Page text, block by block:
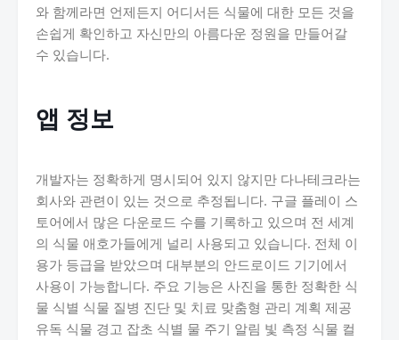
와 함께라면 언제든지 어디서든 식물에 대한 모든 것을
손쉽게 확인하고 자신만의 아름다운 정원을 만들어갈
수 있습니다.
앱 정보
개발자는 정확하게 명시되어 있지 않지만 다나테크라는
회사와 관련이 있는 것으로 추정됩니다. 구글 플레이 스
토어에서 많은 다운로드 수를 기록하고 있으며 전 세계
의 식물 애호가들에게 널리 사용되고 있습니다. 전체 이
용가 등급을 받았으며 대부분의 안드로이드 기기에서
사용이 가능합니다. 주요 기능은 사진을 통한 정확한 식
물 식별 식물 질병 진단 및 치료 맞춤형 관리 계획 제공
유독 식물 경고 잡초 식별 물 주기 알림 빛 측정 식물 컬